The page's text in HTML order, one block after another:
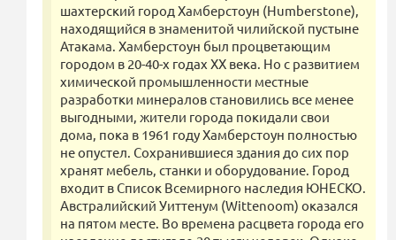
шахтерский город Хамберстоун (Humberstone),
находящийся в знаменитой чилийской пустыне
Атакама. Хамберстоун был процветающим
городом в 20-40-х годах ХХ века. Но с развитием
химической промышленности местные
разработки минералов становились все менее
выгодными, жители города покидали свои
дома, пока в 1961 году Хамберстоун полностью
не опустел. Сохранившиеся здания до сих пор
хранят мебель, станки и оборудование. Город
входит в Список Всемирного наследия ЮНЕСКО.
Австралийский Уиттенум (Wittenoom) оказался
на пятом месте. Во времена расцвета города его